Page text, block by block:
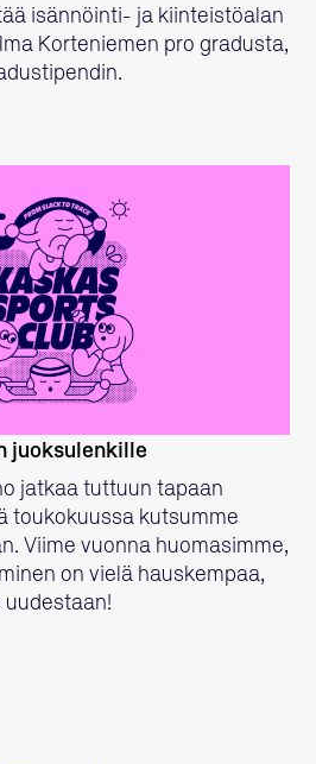
isännöinti- ja kiinteistöalan
Korteniemen pro gradusta,
LUE LISÄÄ
juoksulenkille
jatkaa tuttuun tapaan
toukokuussa kutsumme
Viime vuonna huomasimme,
on vielä hauskempaa,
uudestaan!